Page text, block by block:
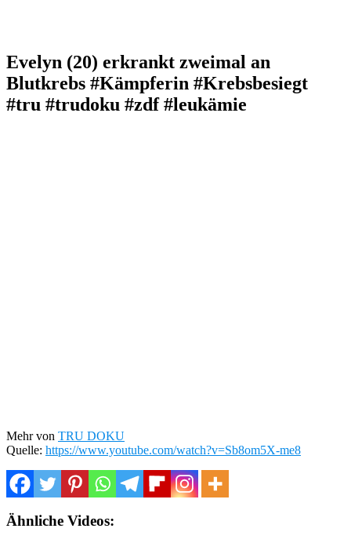
Evelyn (20) erkrankt zweimal an
Blutkrebs #Kämpferin #Krebsbesiegt
#tru #trudoku #zdf #leukämie
Mehr von TRU DOKU
Quelle: https://www.youtube.com/watch?v=Sb8om5X-me8
Ähnliche Videos: